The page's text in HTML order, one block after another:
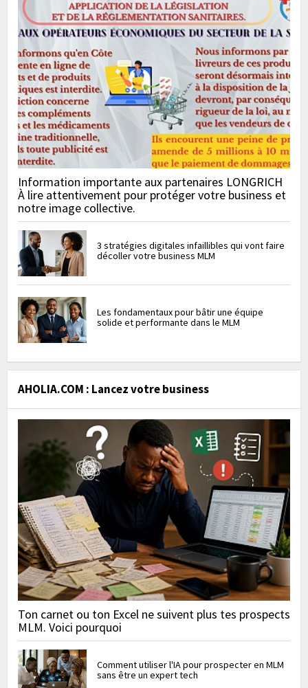
Information importante aux partenaires LONGRICH
À lire attentivement pour protéger votre business et
notre image collective.
3 stratégies digitales infaillibles qui vont faire
décoller votre business MLM
Les fondamentaux pour bâtir une équipe
solide et performante dans le MLM
AHOLIA.COM : Lancez votre business
Ton carnet ou ton Excel ne suivent plus tes prospects
MLM. Voici pourquoi
Comment utiliser l'IA pour prospecter en MLM
sans être un expert tech